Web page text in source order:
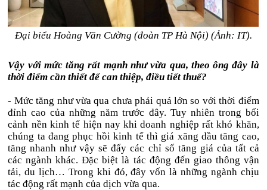
Đại biểu Hoàng Văn Cường (đoàn TP Hà Nội) (Ảnh: IT).
Vậy với mức tăng rất mạnh như vừa qua, theo ông đây là
thời điểm cần thiết để can thiệp, điều tiết thuế?
- Mức tăng như vừa qua chưa phải quá lớn so với thời điểm
đỉnh cao của những năm trước đây. Tuy nhiên trong bối
cảnh nền kinh tế hiện nay khi doanh nghiệp rất khó khăn,
chúng ta đang phục hồi kinh tế thì giá xăng dầu tăng cao,
tăng nhanh như vậy sẽ đẩy các chỉ số tăng giá của tất cả
các ngành khác. Đặc biệt là tác động đến giao thông vận
tải, du lịch… Trong khi đó, đây vốn là những ngành chịu
tác động rất mạnh của dịch vừa qua.